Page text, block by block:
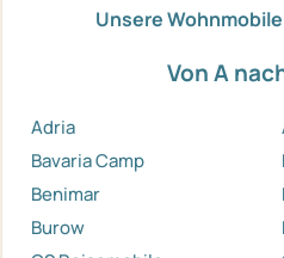
Unsere
Von A
Adria
Bavaria Camp
Benimar
Burow